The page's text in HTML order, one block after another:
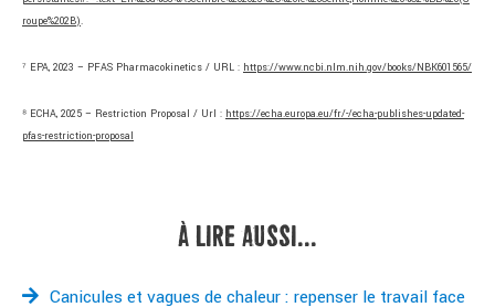
roupe%202B).
⁷ EPA, 2023 – PFAS Pharmacokinetics / URL : https://www.ncbi.nlm.nih.gov/books/NBK601565/
⁸ ECHA, 2025 – Restriction Proposal / Url : https://echa.europa.eu/fr/-/echa-publishes-updated-
pfas-restriction-proposal
À LIRE AUSSI...
Canicules et vagues de chaleur : repenser le travail face